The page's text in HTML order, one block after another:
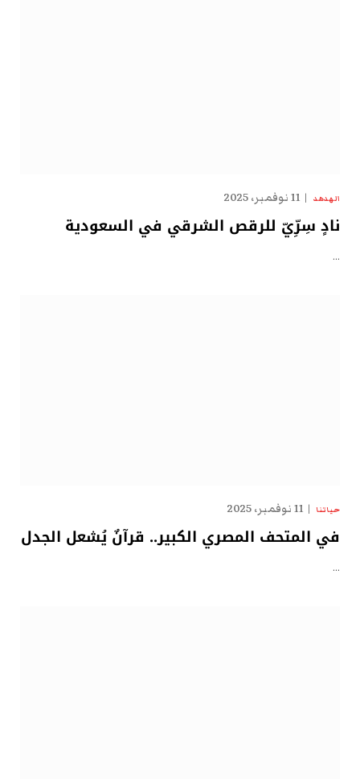
الهدهد 11 نوفمبر، 2025
نادٍ سِرِّيّ للرقص الشرقي في السعودية
…
حياتنا 11 نوفمبر، 2025
في المتحف المصري الكبير.. قرآنٌ يُشعل الجدل
…